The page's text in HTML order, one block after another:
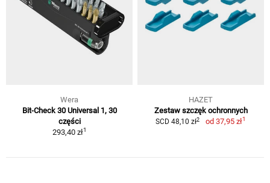
Wera
Bit-Check 30 Universal 1, 30
części
293,40 zł1
HAZET
Zestaw szczęk ochronnych
SCD 48,10 zł2 od 37,95 zł1